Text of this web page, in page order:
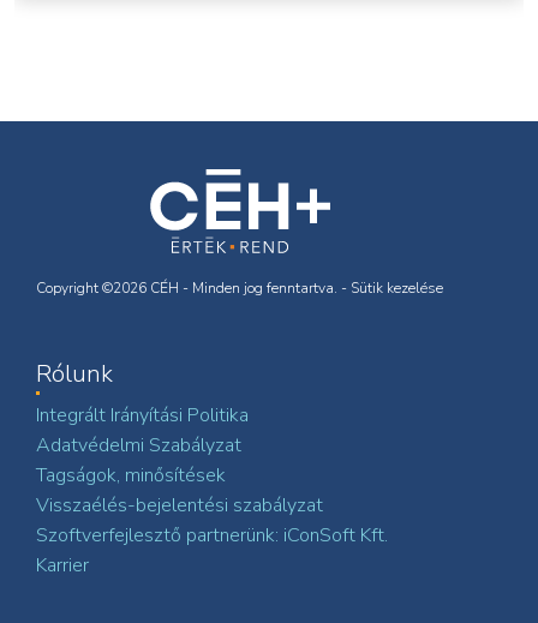
Copyright ©2026 CÉH - Minden jog fenntartva. - Sütik kezelése
Rólunk
Integrált Irányítási Politika
Adatvédelmi Szabályzat
Tagságok, minősítések
Visszaélés-bejelentési szabályzat
Szoftverfejlesztő partnerünk: iConSoft Kft.
Karrier